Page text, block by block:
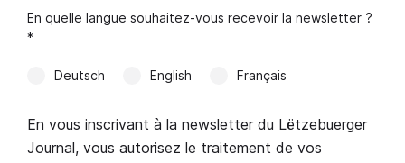
En quelle langue souhaitez-vous recevoir la newsletter ?
*
Deutsch English Français
En vous inscrivant à la newsletter du Lëtzebuerger
Journal, vous autorisez le traitement de vos